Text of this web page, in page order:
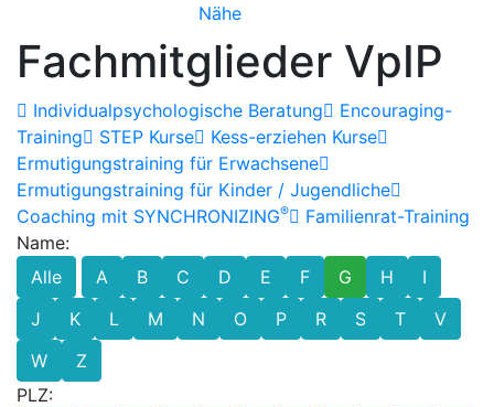
Nähe
Fachmitglieder VpIP
Individualpsychologische Beratung
Encouraging-
Training
STEP Kurse
Kess-erziehen Kurse
Ermutigungstraining für Erwachsene
Ermutigungstraining für Kinder / Jugendliche
Coaching mit SYNCHRONIZING®
Familienrat-Training
Name:
Alle
A B C D E F G H
I
J
K L M N O P R S T
V
W
Z
PLZ: